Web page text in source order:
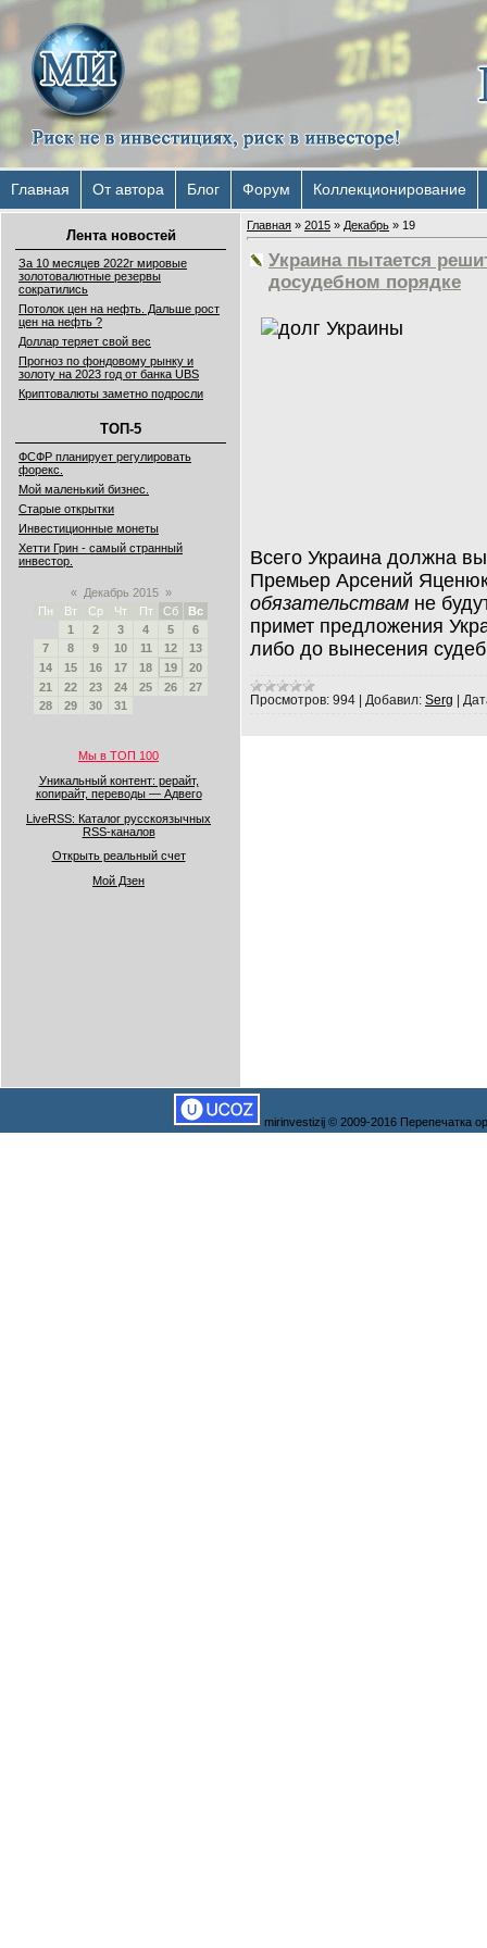
Главная От автора Блог Форум Коллекционирование
Лента новостей
За 10 месяцев 2022г мировые
золотовалютные резервы
сократились
Потолок цен на нефть. Дальше рост
цен на нефть ?
Доллар теряет свой вес
Прогноз по фондовому рынку и
золоту на 2023 год от банка UBS
Криптовалюты заметно подросли
ТОП-5
ФСФР планирует регулировать
форекс.
Мой маленький бизнес.
Старые открытки
Инвестиционные монеты
Хетти Грин - самый странный
инвестор.
« Декабрь 2015 »
Пн
Вт Ср Чт Пт Сб
Вс
1
2 3 4 5
6
7
8 9 10 11 12
13
14
15 16 17 18 19
20
21
22 23 24 25 26
27
28
29 30 31
Мы в ТОП 100
Уникальный контент: рерайт,
копирайт, переводы — Адвего
LiveRSS: Каталог русскоязычных
RSS-каналов
Открыть реальный счет
Мой Дзен
Главная » 2015 » Декабрь » 19
Украина пытается
досудебном порядке
Всего Украина должна
Премьер Арсений
обязательствам не
примет предложения
либо до вынесения
Просмотров: 994 | Добавил: Serg |
mirinvestizij © 2009-2016 Перепечатка